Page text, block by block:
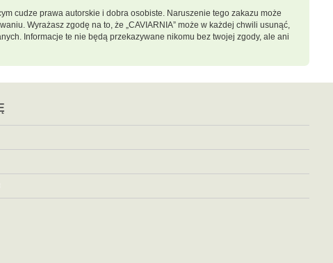
cudze prawa autorskie i dobra osobiste. Naruszenie tego zakazu może
Wyrażasz zgodę na to, że „CAVIARNIA” może w każdej chwili usunąć,
Informacje te nie będą przekazywane nikomu bez twojej zgody, ale ani